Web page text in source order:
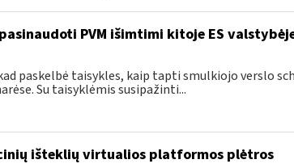
PVM išimtimi kitoje ES
paskelbė taisykles, kaip tapti smulkiojo verslo
Su taisyklėmis susipažinti...
išteklių virtualios platformos plėtros